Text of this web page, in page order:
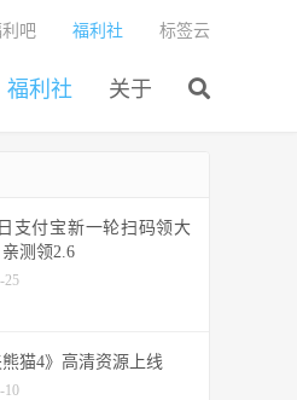
福利社 关于
吧 福利社 标签云
支付宝新一轮扫码领大
测领2.6
25
熊猫4》高清资源上线
10